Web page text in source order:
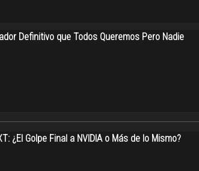
Definitivo que Todos Queremos Pero Nadie
¿El Golpe Final a NVIDIA o Más de lo Mismo?